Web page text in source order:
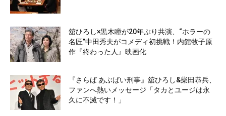
舘ひろし×黒木瞳が20年ぶり共演、“ホラーの
名匠”中田秀夫がコメディ初挑戦！内館牧子原
作『終わった人』映画化
『さらば あぶばい刑事』舘ひろし&柴田恭兵、
ファンへ熱いメッセージ「タカとユージは永
久に不滅です！」